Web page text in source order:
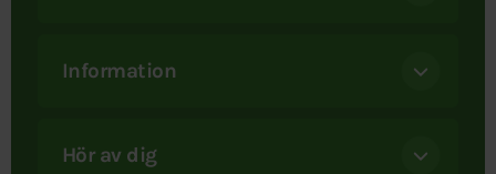
Information
Hör av dig